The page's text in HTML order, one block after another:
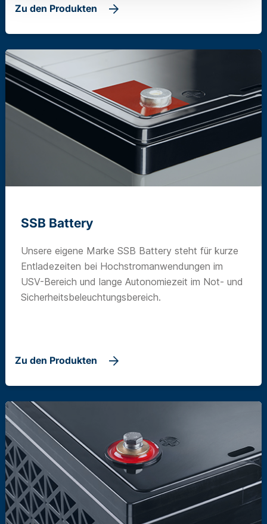
Zu den Produkten
SSB Battery
Unsere eigene Marke SSB Battery steht für kurze
Entladezeiten bei Hochstromanwendungen im
USV-Bereich und lange Autonomiezeit im Not- und
Sicherheitsbeleuchtungsbereich.
Zu den Produkten